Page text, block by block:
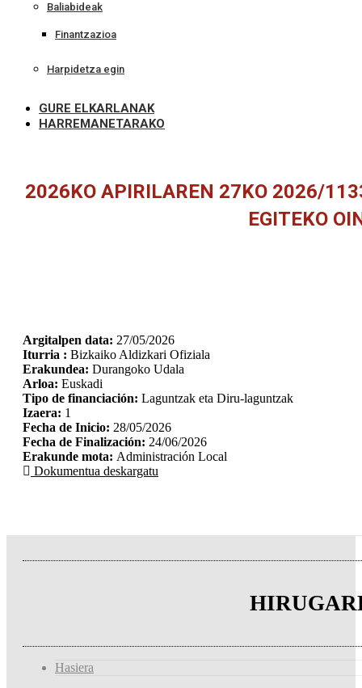
Baliabideak
Finantzazioa
Harpidetza egin
GURE ELKARLANAK
HARREMANETARAKO
2026KO APIRILAREN 27KO 2026/
EGITEKO
Argitalpen data: 27/05/2026
Iturria : Bizkaiko Aldizkari Ofiziala
Erakundea: Durangoko Udala
Arloa: Euskadi
Tipo de financiación: Laguntzak eta Diru-laguntzak
Izaera: 1
Fecha de Inicio: 28/05/2026
Fecha de Finalización: 24/06/2026
Erakunde mota: Administración Local
Dokumentua deskargatu
Hasiera